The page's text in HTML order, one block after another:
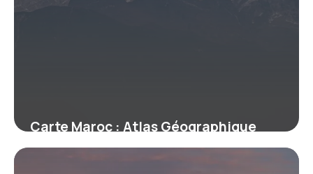
Carte Maroc : Atlas Géographique
Détaillé